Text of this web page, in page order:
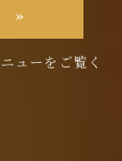
»
ューをご覧く